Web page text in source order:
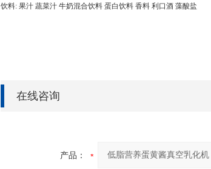
饮料: 果汁 蔬菜汁 牛奶混合饮料 蛋白饮料 香料 利口酒 藻酸盐
在线咨询
产品：